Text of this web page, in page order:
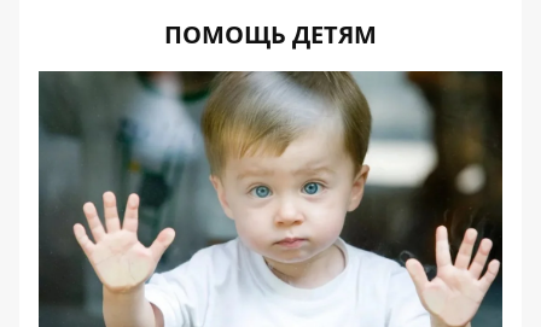
ПОМОЩЬ ДЕТЯМ